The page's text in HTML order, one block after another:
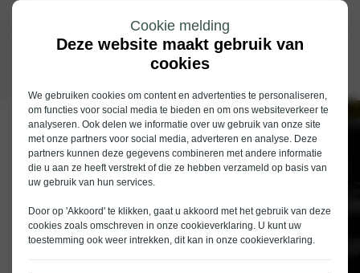
Cookie melding
Deze website maakt gebruik van
cookies
We gebruiken cookies om content en advertenties te personaliseren,
om functies voor social media te bieden en om ons websiteverkeer te
analyseren. Ook delen we informatie over uw gebruik van onze site
met onze partners voor social media, adverteren en analyse. Deze
partners kunnen deze gegevens combineren met andere informatie
die u aan ze heeft verstrekt of die ze hebben verzameld op basis van
uw gebruik van hun services.
Door op 'Akkoord' te klikken, gaat u akkoord met het gebruik van deze
cookies zoals omschreven in onze cookieverklaring. U kunt uw
toestemming ook weer intrekken, dit kan in onze cookieverklaring.
Schrijf je in voor de nieuwsbrief van
Nieuwenhuijse
E-mailadres